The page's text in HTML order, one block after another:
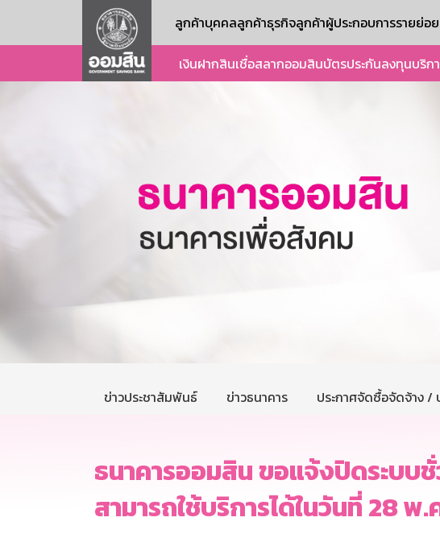
ลูกค้าบุคคลลูกค้าธุรกิจลูกค้าผู้ประกอบการรายย่อย
เงินฝากสินเชื่อสลากออมสินบัตรประกันลงทุนบริก
ข่าวประชาสัมพันธ์ ข่าวธนาคาร ประกาศจัดซื้อจัดจ้าง /
ธนาคารออมสิน ขอแจ้งปิดระบบชั่
สามารถใช้บริการได้ในวันที่ 28